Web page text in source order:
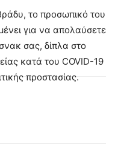
το προσωπικό του
για να απολαύσετε
σας, δίπλα στο
κατά του COVID-19
προστασίας.